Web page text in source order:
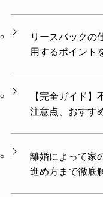
リースバックの
用するポイント
【完全ガイド】
注意点、おすす
離婚によって家
進め方まで徹底